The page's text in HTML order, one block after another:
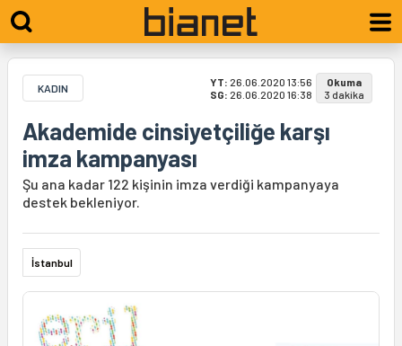
KADIN YT: 26.06.2020 13:56
SG: 26.06.2020 16:38
Okuma
3 dakika
Akademide cinsiyetçiliğe karşı
imza kampanyası
Şu ana kadar 122 kişinin imza verdiği kampanyaya
destek bekleniyor.
İstanbul